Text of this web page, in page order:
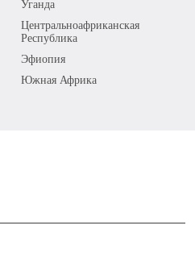
Уганда
Центральноафриканская
Республика
Эфиопия
Южная Африка